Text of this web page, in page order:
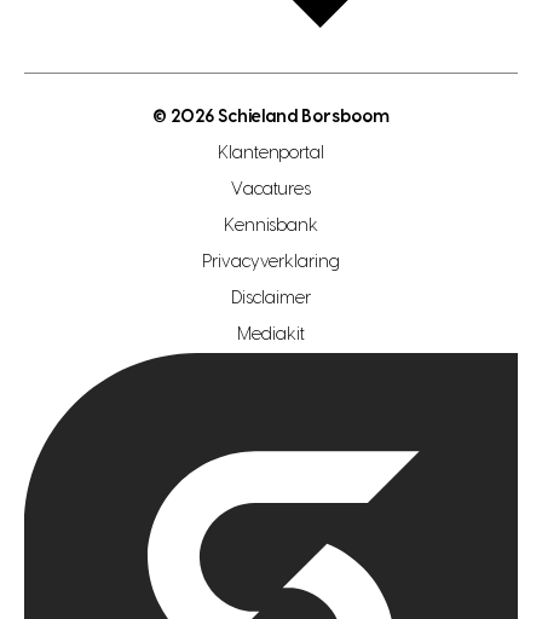
open woningwaarde dag
makelaar regio zoetermeer
hypotheekshop regio den haag
hypotheekshop regio rotterdam
© 2026 Schieland Borsboom
Klantenportal
Vacatures
Kennisbank
Privacyverklaring
Disclaimer
Mediakit